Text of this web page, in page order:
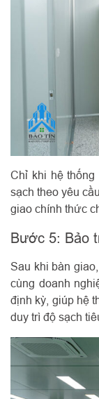
Chỉ khi hệ thống
sạch theo yêu
giao chính thức
Bước 5: Bảo
Sau khi bàn
cùng doanh
định kỳ, giúp hệ
duy trì độ sạch